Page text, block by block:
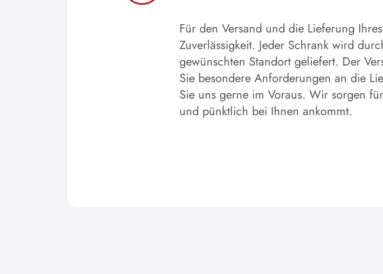
Für den Versand und die Lieferung
Zuverlässigkeit. Jeder Schrank wird
gewünschten Standort geliefert. Der
Sie besondere Anforderungen an die
Sie uns gerne im Voraus. Wir sorgen
und pünktlich bei Ihnen ankommt.